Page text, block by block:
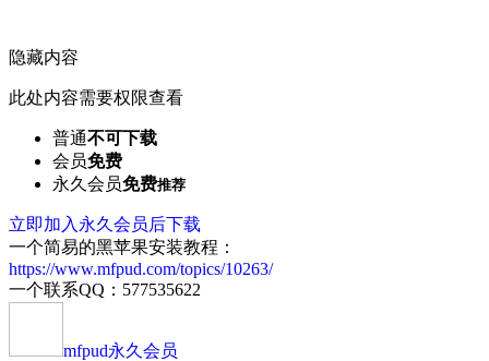
隐藏内容
此处内容需要权限查看
普通不可下载
会员免费
永久会员免费推荐
立即加入永久会员后下载
一个简易的黑苹果安装教程：
https://www.mfpud.com/topics/10263/
一个联系QQ：577535622
mfpud永久会员